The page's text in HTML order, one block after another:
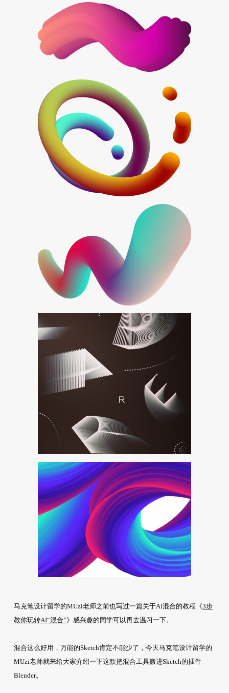
马克笔设计留学的MUzi老师之前也写过一篇关于Ai混合的教程《3步
教你玩转AI“混合”》感兴趣的同学可以再去温习一下。
混合这么好用，万能的Sketch肯定不能少了，今天马克笔设计留学的
MUzi老师就来给大家介绍一下这款把混合工具搬进Sketch的插件
Blender。